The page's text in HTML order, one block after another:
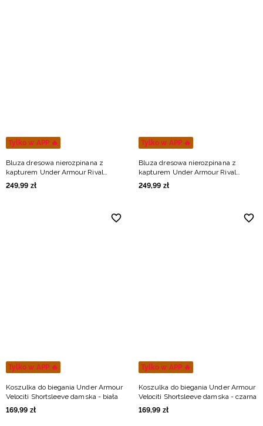
Tylko w APP 🔥
Bluza dresowa nierozpinana z
kapturem Under Armour Rival
Lightweight męska - niebieska
249,99 zł
Tylko w APP 🔥
Bluza dresowa nierozpinana z
kapturem Under Armour Rival
Lightweight męska - zielona
249,99 zł
Tylko w APP 🔥
Koszulka do biegania Under Armour
Velociti Shortsleeve damska - biała
169,99 zł
Tylko w APP 🔥
Koszulka do biegania Under Armour
Velociti Shortsleeve damska - czarna
169,99 zł